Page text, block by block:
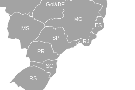
MS
Goiás
PR
SC
RS
SP
MG
RJ
ES
DF